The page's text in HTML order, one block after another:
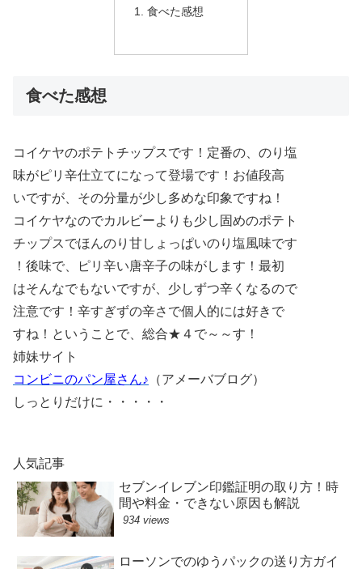
食べた感想
食べた感想
コイケヤのポテトチップスです！定番の、のり塩
味がピリ辛仕立てになって登場です！お値段高
いですが、その分量が少し多めな印象ですね！
コイケヤなのでカルビーよりも少し固めのポテト
チップスでほんのり甘しょっぱいのり塩風味です
！後味で、ピリ辛い唐辛子の味がします！最初
はそんなでもないですが、少しずつ辛くなるので
注意です！辛すぎずの辛さで個人的には好きで
すね！ということで、総合★４で～～す！
姉妹サイト
コンビニのパン屋さん♪ （アメーバブログ）
しっとりだけに・・・・・
人気記事
セブンイレブン印鑑証明の取り方！時
間や料金・できない原因も解説
934 views
ローソンでのゆうパックの送り方ガイ